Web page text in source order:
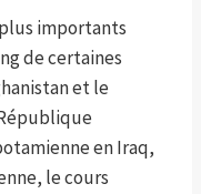
importants
de certaines
et le
en Iraq,
le cours